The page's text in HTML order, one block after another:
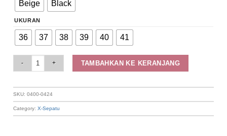
Beige Black
UKURAN
36 37 38 39 40 41
TAMBAHKAN KE KERANJANG
SKU:0400-0424
Category:X-Sepatu